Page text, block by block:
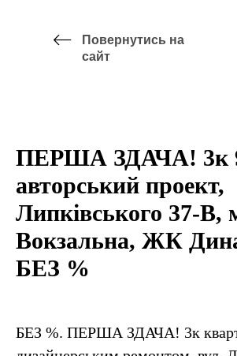
Повернутись на
сайт
ПЕРША ЗДАЧА! 3к
авторський проект,
Липківського 37-В,
Вокзальна, ЖК
БЕЗ %
БЕЗ %. ПЕРША ЗДАЧА! 3к